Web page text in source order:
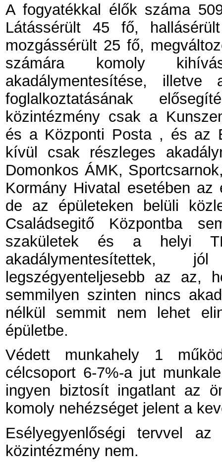
A fogyatékkal élők száma
Látássérült 45 fő,
mozgássérült 25 fő,
számára komoly
akadálymentesítése, illetve
foglalkoztatásának
közintézmény csak a
és a Központi Posta , és az
kívül csak részleges
Domonkos ÁMK,
Kormány Hivatal esetében
de az épületeken belüli
Családsegitő Központba
szakületek és a helyi
akadálymentesítettek,
legszégyenteljesebb az az,
semmilyen szinten nincs
nélkül semmit nem lehet
épületbe.
Védett munkahely 1
célcsoport 6-7%-a jut
ingyen biztosít ingatlant az
komoly nehézséget jelent a
Esélyegyenlőségi tervvel
közintézmény nem.